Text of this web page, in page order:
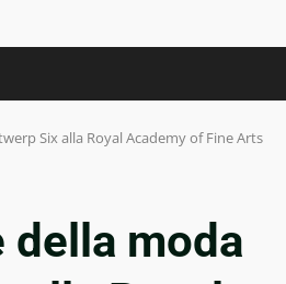
Six alla Royal Academy of Fine Arts
della moda